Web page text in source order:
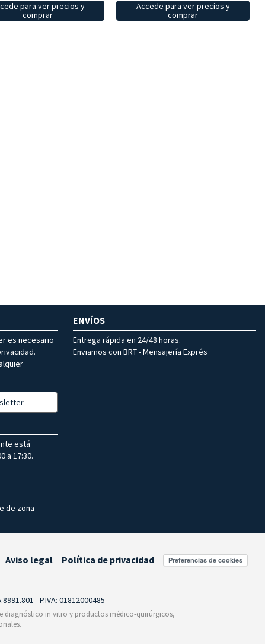
para ver precios y
comprar
Accede para ver precios y
comprar
es necesario
ENVÍOS
Entrega rápida en 24/48 horas.
Enviamos con BRT - Mensajería Exprés
está
a 17:30.
de zona
Aviso legal Política de privacidad Preferencias de cookies
- P.IVA: 01812000485
diagnóstico in vitro y productos médico-quirúrgicos,